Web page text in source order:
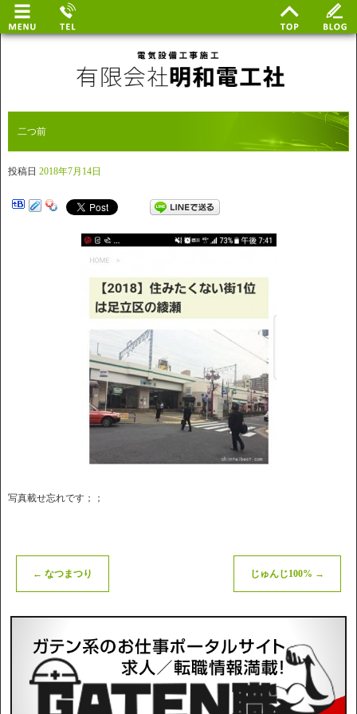
二つ前
投稿日 2018年7月14日
写真載せ忘れです；；
← なつまつり じゅんじ100% →